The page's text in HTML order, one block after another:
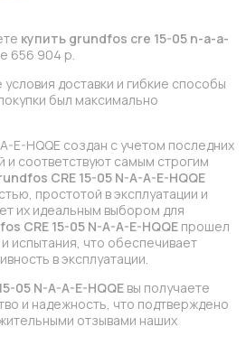
купить grundfos cre 15-05 n-a-a-
656 904 р.
доставки и гибкие способы
был максимально
E-HQQE создан с учетом последних
и соответствуют самым строгим
CRE 15-05 N-A-A-E-HQQE
простотой в эксплуатации и
их идеальным выбором для
CRE 15-05 N-A-A-E-HQQE прошел
испытания, что обеспечивает
в эксплуатации.
05 N-A-A-E-HQQE вы получаете
и надежность, что подтверждено
отзывами наших